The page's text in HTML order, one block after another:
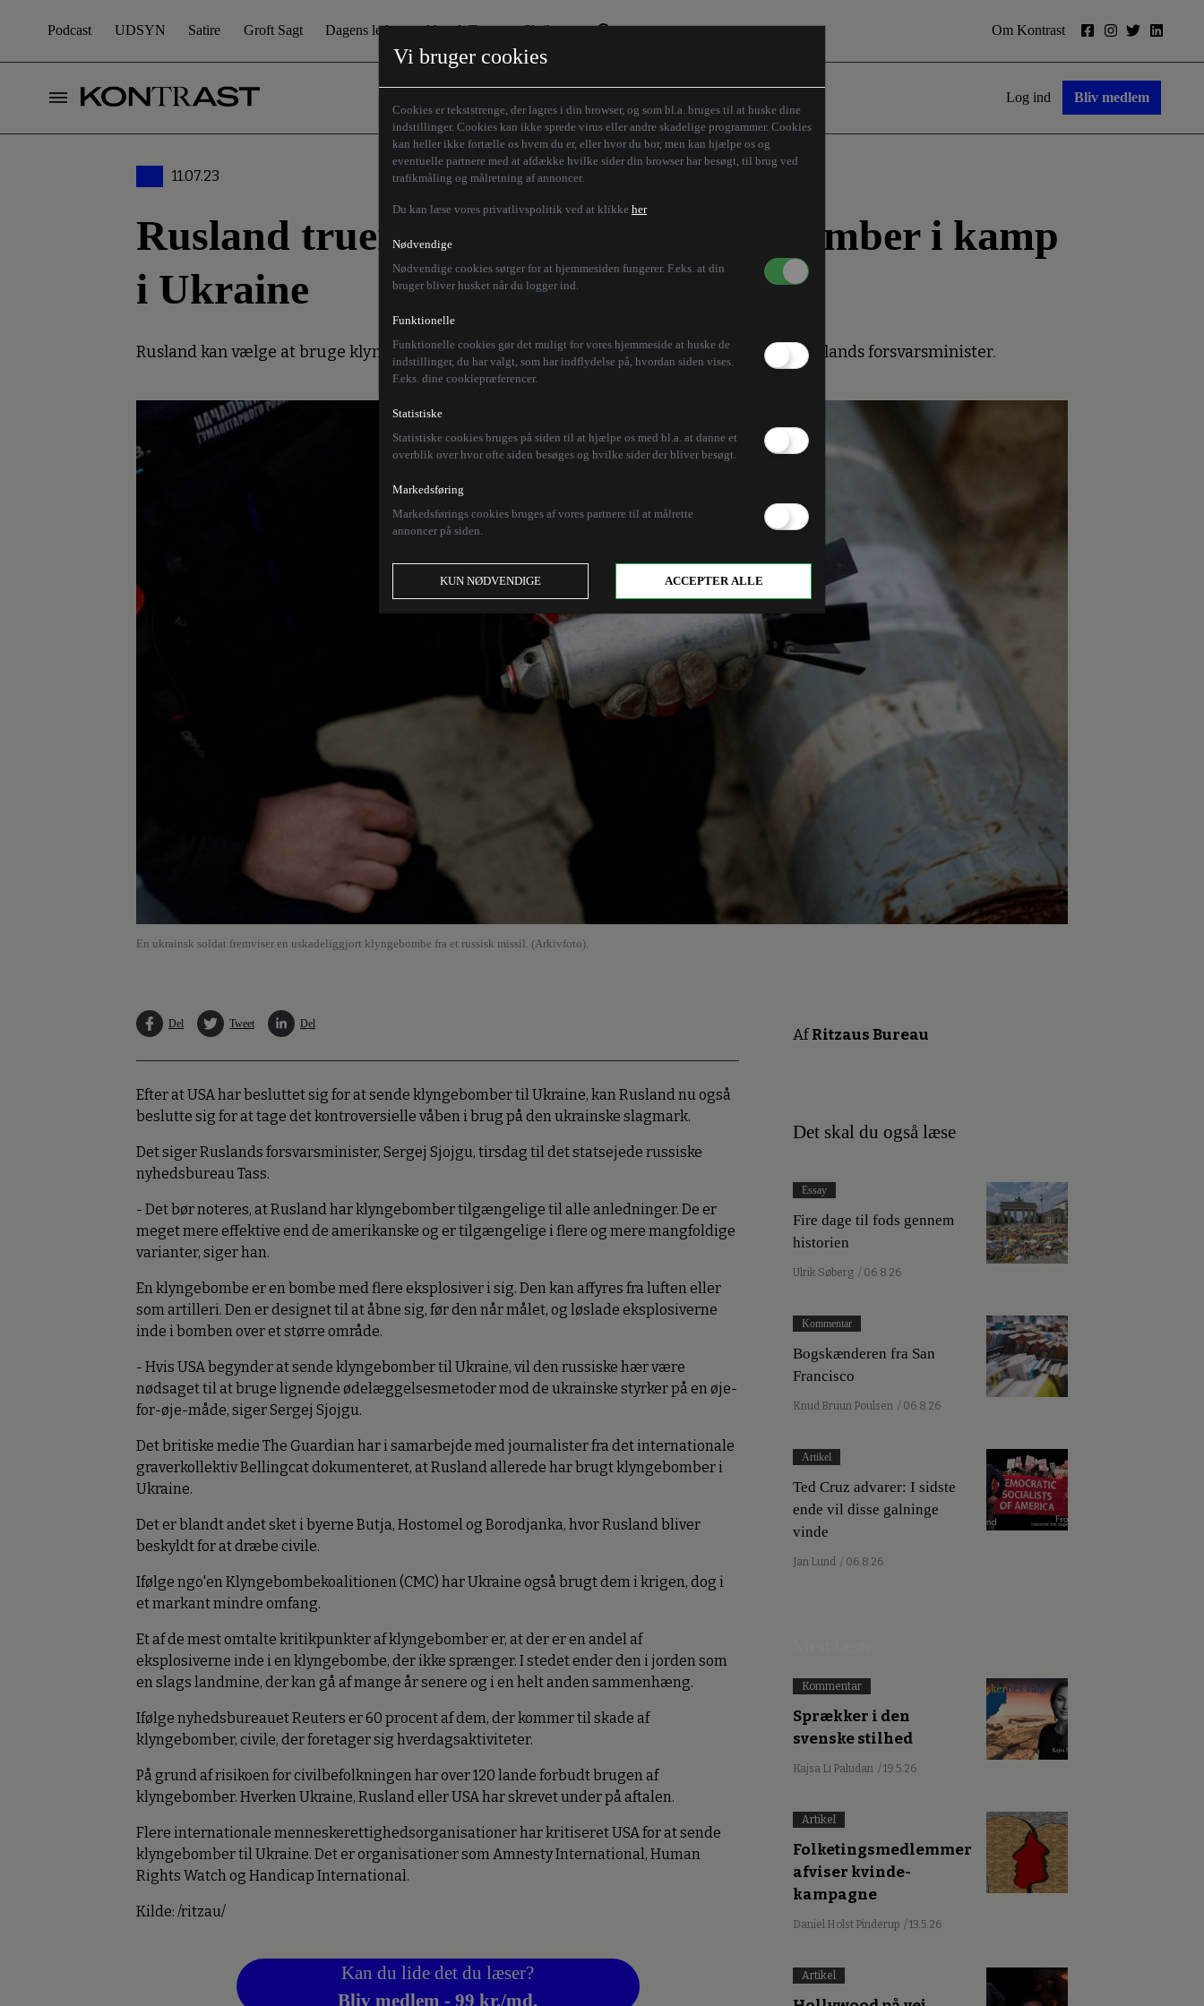
Vi bruger cookies
Cookies er tekststrenge, der lagres i din browser, og som bl.a. bruges til at huske dine
indstillinger. Cookies kan ikke sprede virus eller andre skadelige programmer. Cookies
kan heller ikke fortælle os hvem du er, eller hvor du bor, men kan hjælpe os og
eventuelle partnere med at afdække hvilke sider din browser har besøgt, til brug ved
trafikmåling og målretning af annoncer.
Du kan læse vores privatlivspolitik ved at klikke her
Nødvendige
Nødvendige cookies sørger for at hjemmesiden fungerer. F.eks. at din
bruger bliver husket når du logger ind.
Funktionelle
Funktionelle cookies gør det muligt for vores hjemmeside at huske de
indstillinger, du har valgt, som har indflydelse på, hvordan siden vises.
F.eks. dine cookiepræferencer.
Statistiske
Statistiske cookies bruges på siden til at hjælpe os med bl.a. at danne et
overblik over hvor ofte siden besøges og hvilke sider der bliver besøgt.
Markedsføring
Markedsførings cookies bruges af vores partnere til at målrette
annoncer på siden.
KUN NØDVENDIGE ACCEPTER ALLE
Podcast UDSYN Satire Groft Sagt Dagens leder Aktuelt Tema
Den borgelige brille
Humaniora forfra
Store Danskere
Skribenter
Z-aksen
Om Kontrast
Log ind Bliv medlem
11.07.23
Rusland truer med at sende klyngebomber i kamp
i Ukraine
Rusland kan vælge at bruge klyngebomber, hvis USA forsyner Ukraine med nogle, siger Ruslands forsvarsminister.
En ukrainsk soldat fremviser en uskadeliggjort klyngebombe fra et russisk missil. (Arkivfoto).
Del Tweet Del
Efter at USA har besluttet sig for at sende klyngebomber til Ukraine, kan Rusland nu også
beslutte sig for at tage det kontroversielle våben i brug på den ukrainske slagmark.
Det siger Ruslands forsvarsminister, Sergej Sjojgu, tirsdag til det statsejede russiske
nyhedsbureau Tass.
- Det bør noteres, at Rusland har klyngebomber tilgængelige til alle anledninger. De er
meget mere effektive end de amerikanske og er tilgængelige i flere og mere mangfoldige
varianter, siger han.
En klyngebombe er en bombe med flere eksplosiver i sig. Den kan affyres fra luften eller
som artilleri. Den er designet til at åbne sig, før den når målet, og løslade eksplosiverne
inde i bomben over et større område.
- Hvis USA begynder at sende klyngebomber til Ukraine, vil den russiske hær være
nødsaget til at bruge lignende ødelæggelsesmetoder mod de ukrainske styrker på en øje-
for-øje-måde, siger Sergej Sjojgu.
Det britiske medie The Guardian har i samarbejde med journalister fra det internationale
graverkollektiv Bellingcat dokumenteret, at Rusland allerede har brugt klyngebomber i
Ukraine.
Det er blandt andet sket i byerne Butja, Hostomel og Borodjanka, hvor Rusland bliver
beskyldt for at dræbe civile.
Ifølge ngo'en Klyngebombekoalitionen (CMC) har Ukraine også brugt dem i krigen, dog i
et markant mindre omfang.
Et af de mest omtalte kritikpunkter af klyngebomber er, at der er en andel af
eksplosiverne inde i en klyngebombe, der ikke sprænger. I stedet ender den i jorden som
en slags landmine, der kan gå af mange år senere og i en helt anden sammenhæng.
Ifølge nyhedsbureauet Reuters er 60 procent af dem, der kommer til skade af
klyngebomber, civile, der foretager sig hverdagsaktiviteter.
På grund af risikoen for civilbefolkningen har over 120 lande forbudt brugen af
klyngebomber. Hverken Ukraine, Rusland eller USA har skrevet under på aftalen.
Flere internationale menneskerettighedsorganisationer har kritiseret USA for at sende
klyngebomber til Ukraine. Det er organisationer som Amnesty International, Human
Rights Watch og Handicap International.
Kilde: /ritzau/
Kan du lide det du læser?
Bliv medlem - 99 kr./md.
AfRitzaus Bureau
Det skal du også læse
Essay
Fire dage til fods gennem
historien
Ulrik Søberg / 06.8.26
Kommentar
Bogskænderen fra San
Francisco
Knud Bruun Poulsen / 06.8.26
Artikel
Ted Cruz advarer: I sidste
ende vil disse galninge
vinde
Jan Lund / 06.8.26
Kommentar
Sprækker i den
svenske stilhed
Kajsa Li Paludan / 19.5.26
Artikel
Folketingsmedlemmer
afviser kvinde-
kampagne
Daniel Holst Pinderup / 13.5.26
Artikel